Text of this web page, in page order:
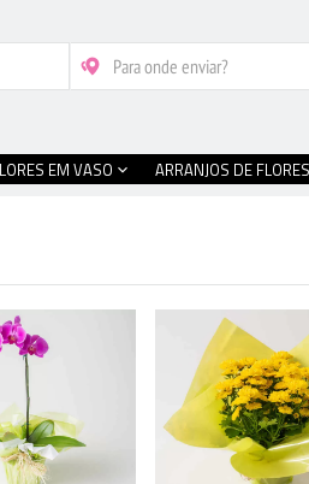
EM VASO ARRANJOS DE FLORES